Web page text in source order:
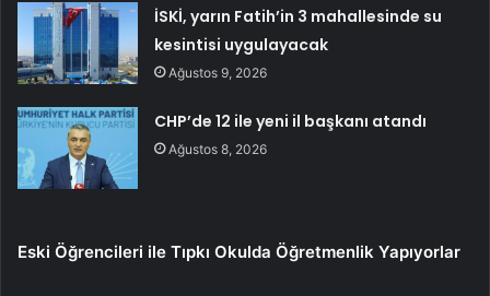
İSKİ, yarın Fatih’in 3 mahallesinde su
kesintisi uygulayacak
Ağustos 9, 2026
CHP’de 12 ile yeni il başkanı atandı
Ağustos 8, 2026
Eski Öğrencileri ile Tıpkı Okulda Öğretmenlik Yapıyorlar